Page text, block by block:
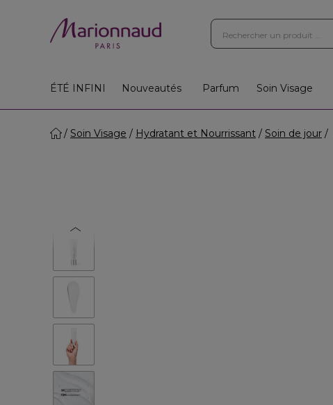
ÉTÉ INFINI
Nouveautés Parfum Soin Visage
Soin Visage Hydratant et Nourrissant Soin de jour